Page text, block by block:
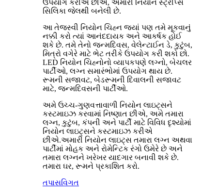
ઉપયોગ કરીએ છીએ, અમારી નિયોન સ્ટ્રીપ્સ
સિલિકા જેલથી બનેલી છે.
આ તેજસ્વી નિયોન ચિહ્ન જ્યાં પણ તમે મૂકવાનું
નક્કી કરો ત્યાં આનંદદાયક અને આકર્ષક હોઈ
શકે છે. તમે તેનો જન્મદિવસ, વેલેન્ટાઈન ડે, કુટુંબ,
મિત્રો વગેરે માટે ભેટ તરીકે ઉપયોગ કરી શકો છો.
LED નિયોન ચિહ્નોનો વ્યાપકપણે લગ્નો, બેચલર
પાર્ટીઓ, લગ્ન સમારંભોમાં ઉપયોગ થાય છે.
રૂમની સજાવટ, બેડરૂમની દિવાલની સજાવટ
માટે, જન્મદિવસની પાર્ટીઓ.
અમે ઉચ્ચ-ગુણવત્તાવાળી નિયોન લાઇટ્સને
કસ્ટમાઇઝ કરવામાં નિષ્ણાત છીએ, અમે તમારા
લગ્ન, કુટુંબ, કંપની અને પાર્ટી માટે વિવિધ દૃશ્યોમાં
નિયોન લાઇટ્સને કસ્ટમાઇઝ કરીએ
છીએ.અમારી નિયોન લાઇટ્સ તમારા લગ્ન અથવા
પાર્ટીમાં મોહક અને રોમેન્ટિક રંગો ઉમેરે છે અને
તમારા લગ્નને ખરેખર યાદગાર બનાવી શકે છે.
તમારા ઘર, રૂમને પ્રકાશિત કરો.
તપાસવિગત